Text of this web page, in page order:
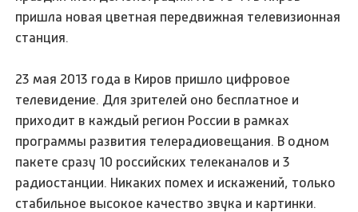
пришла новая цветная передвижная телевизионная
станция.
23 мая 2013 года в Киров пришло цифровое
телевидение. Для зрителей оно бесплатное и
приходит в каждый регион России в рамках
программы развития телерадиовещания. В одном
пакете сразу 10 российских телеканалов и 3
радиостанции. Никаких помех и искажений, только
стабильное высокое качество звука и картинки.